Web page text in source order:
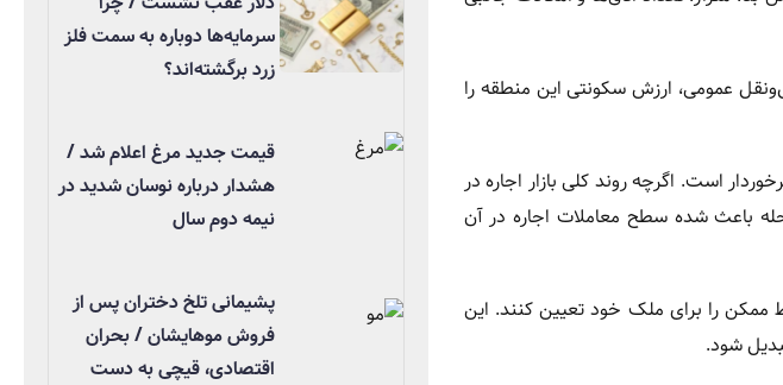
عمومی، ارزش سکونتی این منطقه را
است. اگرچه روند کلی بازار اجاره در
باعث شده سطح معاملات اجاره در آن
ممکن را برای ملک خود تعیین کنند. این
شود.
سرمایه‌ها دوباره به سمت فلز
زرد برگشته‌اند؟
قیمت جدید مرغ اعلام شد /
هشدار درباره نوسان شدید در
نیمه دوم سال
پشیمانی تلخ دختران پس از
فروش موهایشان / بحران
اقتصادی، قیچی به دست